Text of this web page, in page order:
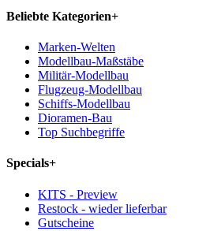
Beliebte Kategorien+
Marken-Welten
Modellbau-Maßstäbe
Militär-Modellbau
Flugzeug-Modellbau
Schiffs-Modellbau
Dioramen-Bau
Top Suchbegriffe
Specials+
KITS - Preview
Restock - wieder lieferbar
Gutscheine